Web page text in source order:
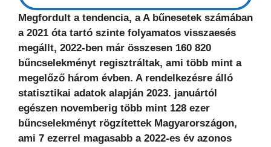
Megfordult a tendencia, a A bűnesetek számában
a 2021 óta tartó szinte folyamatos visszaesés
megállt, 2022-ben már összesen 160 820
bűncselekményt regisztráltak, ami több mint a
megelőző három évben. A rendelkezésre álló
statisztikai adatok alapján 2023. januártól
egészen novemberig több mint 128 ezer
bűncselekményt rögzítettek Magyarországon,
ami 7 ezerrel magasabb a 2022-es év azonos